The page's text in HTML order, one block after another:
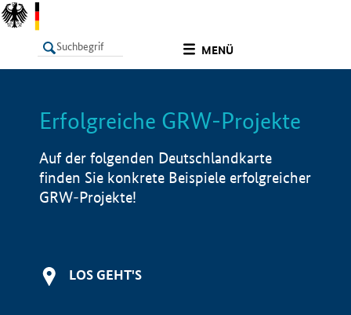
MENÜ
LISTE Info
Erfolgreiche GRW-Projekte
Auf der folgenden Deutschlandkarte
finden Sie konkrete Beispiele erfolgreicher
GRW-Projekte!
LOS GEHT'S